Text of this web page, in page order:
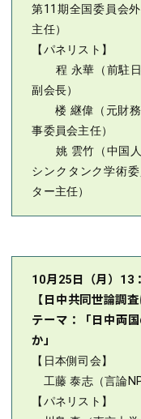
第11期全国委員会
主任）
【パネリスト】
程 永華（前駐日
副会長）
楼 継偉（元財務
事委員会主任）
姚 雲竹（中国人
シンクタンク学術
ター主任）
10月25日（月）13
【日中共同世論調
テーマ：「日中両
か」
【日本側司会】
工藤 泰志（言論
【パネリスト】